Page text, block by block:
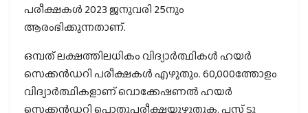
പരീക്ഷകൾ 2023 ജനുവരി 25നും
ആരംഭിക്കുന്നതാണ്.
ഒമ്പത് ലക്ഷത്തിലധികം വിദ്യാർത്ഥികൾ ഹയർ
സെക്കൻഡറി പരീക്ഷകൾ എഴുതും. 60,000ത്തോളം
വിദ്യാർത്ഥികളാണ് വൊക്കേഷണൽ ഹയർ
സെക്കൻഡറി പൊതുപരീക്ഷയുഴുതുക. പ്ലസ് ടു